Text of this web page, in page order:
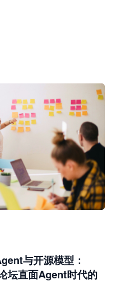
与开源模型：
坛直面Agent时代的